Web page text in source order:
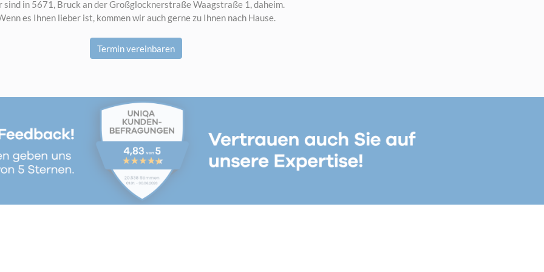
sind in 5671, Bruck an der Großglocknerstraße Waagstraße 1, daheim.
es Ihnen lieber ist, kommen wir auch gerne zu Ihnen nach Hause.
Termin vereinbaren